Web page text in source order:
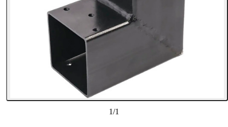
1/1